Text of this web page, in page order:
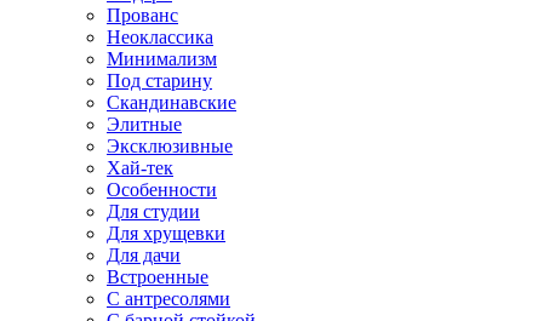
Прованс
Неоклассика
Минимализм
Под старину
Скандинавские
Элитные
Эксклюзивные
Хай-тек
Особенности
Для студии
Для хрущевки
Для дачи
Встроенные
С антресолями